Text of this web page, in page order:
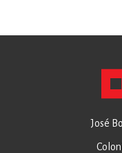
José